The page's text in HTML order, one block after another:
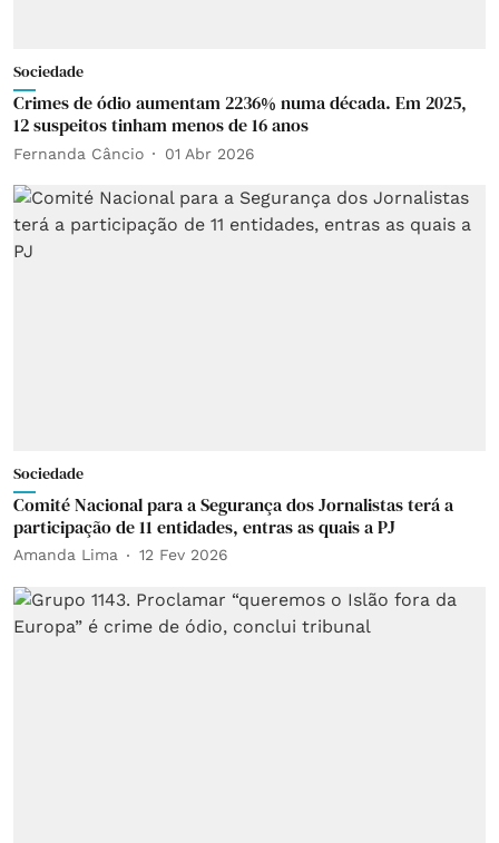
Sociedade
Crimes de ódio aumentam 2236% numa década. Em 2025,
12 suspeitos tinham menos de 16 anos
Fernanda Câncio 01 Abr 2026
Sociedade
Comité Nacional para a Segurança dos Jornalistas terá a
participação de 11 entidades, entras as quais a PJ
Amanda Lima 12 Fev 2026